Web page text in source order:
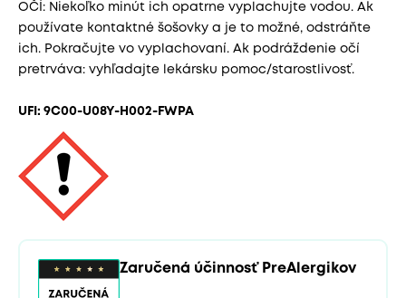
OČÍ: Niekoľko minút ich opatrne vyplachujte vodou. Ak
používate kontaktné šošovky a je to možné, odstráňte
ich. Pokračujte vo vyplachovaní. Ak podráždenie očí
pretrváva: vyhľadajte lekársku pomoc/starostlivosť.
UFI: 9C00-U08Y-H002-FWPA
Zaručená účinnosť PreAlergikov